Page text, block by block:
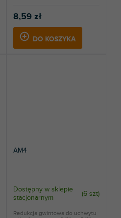
8,59 zł
DO KOSZYKA
AM4
Dostępny w sklepie
stacjonarnym
(6 szt)
Redukcja gwintowa do uchwytu